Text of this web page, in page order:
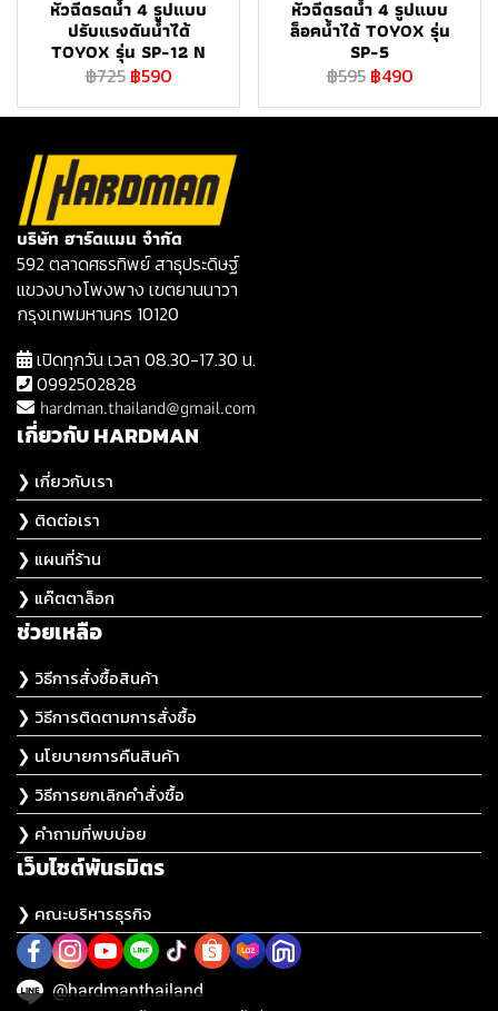
หัวฉีดรดน้ำ 4 รูปแบบ
ปรับแรงดันน้ำได้
TOYOX รุ่น SP-12 N
฿725 ฿590
หัวฉีดรดน้ำ 4 รูปแบบ
ล็อคน้ำได้ TOYOX รุ่น
SP-5
฿595 ฿490
บริษัท ฮาร์ดแมน จำกัด
592 ตลาดศธรทิพย์ สาธุประดิษฐ์
แขวงบางโพงพาง เขตยานนาวา
กรุงเทพมหานคร 10120
เปิดทุกวัน เวลา 08.30-17.30 น.
0992502828
hardman.thailand@gmail.com
เกี่ยวกับ HARDMAN
❯ เกี่ยวกับเรา
❯ ติดต่อเรา
❯ แผนที่ร้าน
❯ แค๊ตตาล็อก
ช่วยเหลือ
❯ วิธีการสั่งซื้อสินค้า
❯ วิธีการติดตามการสั่งซื้อ
❯ นโยบายการคืนสินค้า
❯ วิธีการยกเลิกคำสั่งซื้อ
❯ คำถามที่พบบ่อย
เว็บไซต์พันธมิตร
❯ คณะบริหารธุรกิจ
@hardmanthailand